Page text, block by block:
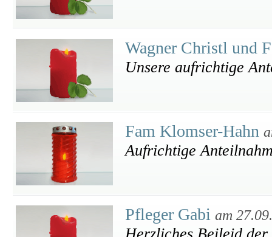
Wagner Christl und
Unsere aufrichtige
Fam Klomser-Hahn
Aufrichtige
Pfleger Gabi am